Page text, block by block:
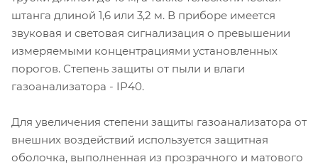
штанга длиной 1,6 или 3,2 м. В приборе имеется
звуковая и световая сигнализация о превышении
измеряемыми концентрациями установленных
порогов. Степень защиты от пыли и влаги
газоанализатора - IP40.
Для увеличения степени защиты газоанализатора от
внешних воздействий используется защитная
оболочка, выполненная из прозрачного и матового